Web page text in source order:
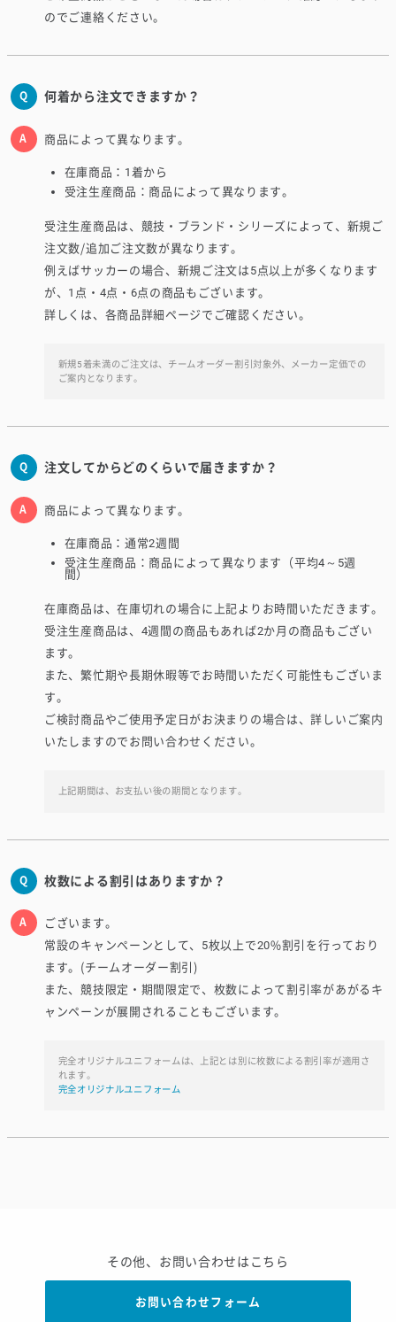
のでご連絡ください。
何着から注文できますか？
商品によって異なります。
在庫商品：1着から
受注生産商品：商品によって異なります。
受注生産商品は、競技・ブランド・シリーズによって、新規ご
注文数/追加ご注文数が異なります。
例えばサッカーの場合、新規ご注文は5点以上が多くなります
が、1点・4点・6点の商品もございます。
詳しくは、各商品詳細ページでご確認ください。
新規5着未満のご注文は、チームオーダー割引対象外、メーカー定価での
ご案内となります。
注文してからどのくらいで届きますか？
商品によって異なります。
在庫商品：通常2週間
受注生産商品：商品によって異なります（平均4～5週
間）
在庫商品は、在庫切れの場合に上記よりお時間いただきます。
受注生産商品は、4週間の商品もあれば2か月の商品もござい
ます。
また、繁忙期や長期休暇等でお時間いただく可能性もございま
す。
ご検討商品やご使用予定日がお決まりの場合は、詳しいご案内
いたしますのでお問い合わせください。
上記期間は、お支払い後の期間となります。
枚数による割引はありますか？
ございます。
常設のキャンペーンとして、5枚以上で20%割引を行っており
ます。(チームオーダー割引)
また、競技限定・期間限定で、枚数によって割引率があがるキ
ャンペーンが展開されることもございます。
完全オリジナルユニフォームは、上記とは別に枚数による割引率が適用さ
れます。
完全オリジナルユニフォーム
その他、お問い合わせはこちら
お問い合わせフォーム